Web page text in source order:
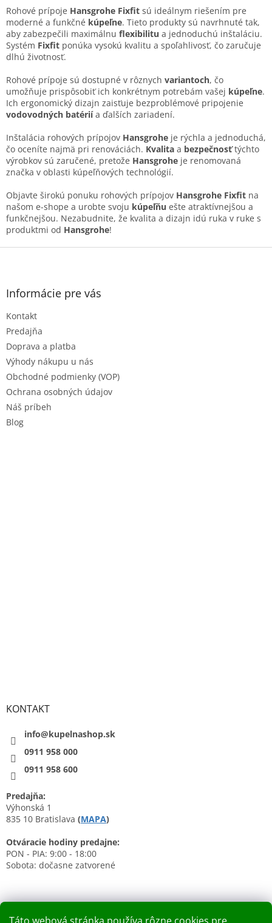
l
á
d
a
e
p
r
v
y
v
ý
p
s
u
Rohové prípoje Hansgrohe Fixfit sú ideálnym riešením pre
moderné a funkčné kúpeľne. Tieto produkty sú navrhnuté tak,
aby zabezpečili maximálnu flexibilitu a jednoduchú inštaláciu.
Systém Fixfit ponúka vysokú kvalitu a spoľahlivosť, čo zaručuje
dlhú životnosť.
Rohové prípoje sú dostupné v rôznych variantoch, čo
umožňuje prispôsobiť ich konkrétnym potrebám vašej kúpeľne.
Ich ergonomický dizajn zaisťuje bezproblémové pripojenie
vodovodných batériía ďalších zariadení.
Inštalácia rohových prípojov Hansgrohe je rýchla a jednoduchá,
čo oceníte najmä pri renováciách. Kvalita a bezpečnosťtýchto
výrobkov sú zaručené, pretože Hansgrohe je renomovaná
značka v oblasti kúpeľňových technológií.
Objavte širokú ponuku rohových prípojov Hansgrohe Fixfit na
našom e-shope a urobte svoju kúpeľňu ešte atraktívnejšou a
funkčnejšou. Nezabudnite, že kvalita a dizajn idú ruka v ruke s
produktmi od Hansgrohe!
Z
Informácie pre vás
Kontakt
Predajňa
Doprava a platba
Výhody nákupu u nás
Obchodné podmienky (VOP)
Ochrana osobných údajov
Náš príbeh
Blog
KONTAKT
info@kupelnashop.sk
0911 958 000
0911 958 600
Predajňa:
Výhonská 1
835 10 Bratislava (MAPA)
Otváracie hodiny predajne:
PON - PIA: 9:00 - 18:00
Sobota: dočasne zatvorené